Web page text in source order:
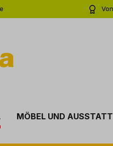
MÖBEL UND